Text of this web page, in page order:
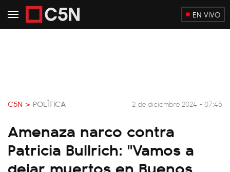
EN VIVO
C5N > POLÍTICA 2 de diciembre 2024 - 07:45
Amenaza narco contra
Patricia Bullrich: "Vamos a
dejar muertos en Buenos